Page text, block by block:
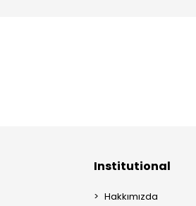
Institutional
Hakkımızda